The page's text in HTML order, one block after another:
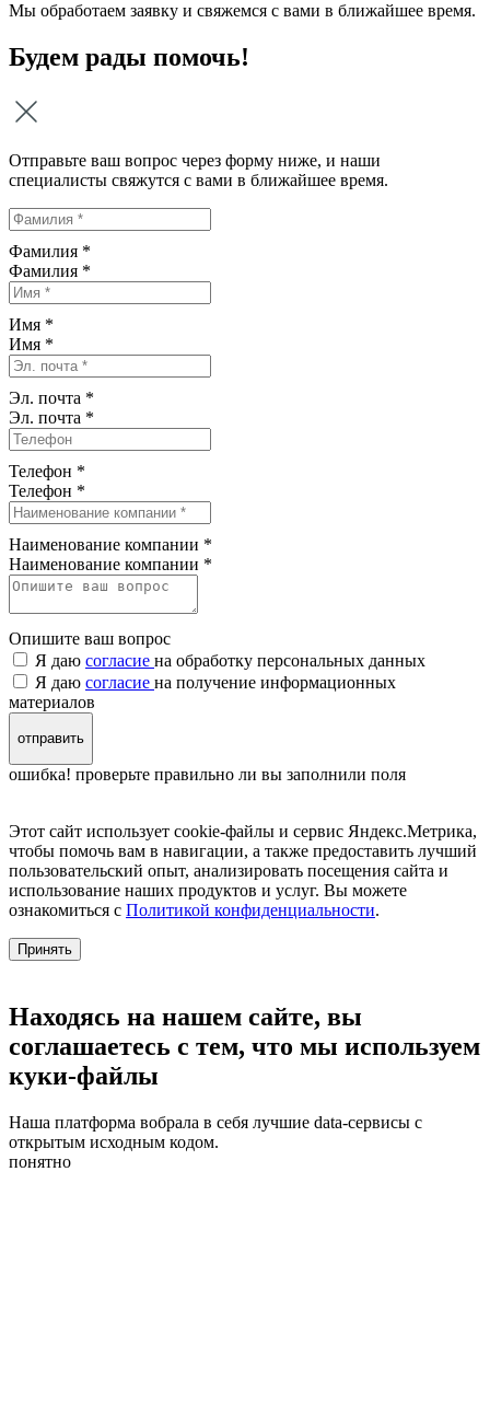
Мы обработаем заявку и свяжемся с вами в ближайшее время.
Будем рады помочь!
Отправьте ваш вопрос через форму ниже, и наши
специалисты свяжутся с вами в ближайшее время.
Фамилия *
Фамилия *
Имя *
Имя *
Эл. почта *
Эл. почта *
Телефон *
Телефон *
Наименование компании *
Наименование компании *
Опишите ваш вопрос
Я даю согласие на обработку персональных данных
Я даю согласие на получение информационных
материалов
отправить
ошибка! проверьте правильно ли вы заполнили поля
Этот сайт использует cookie-файлы и сервис Яндекс.Метрика,
чтобы помочь вам в навигации, а также предоставить лучший
пользовательский опыт, анализировать посещения сайта и
использование наших продуктов и услуг. Вы можете
ознакомиться с Политикой конфиденциальности.
Принять
Находясь на нашем сайте, вы
соглашаетесь с тем, что мы используем
куки-файлы
Наша платформа вобрала в себя лучшие data-сервисы с
открытым исходным кодом.
понятно